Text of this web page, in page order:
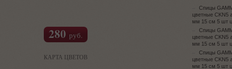
280 руб.
КАРТА ЦВЕТОВ
Спицы
цветные CKN5
мм 15 см 5 шт
Спицы
цветные CKN5
мм 15 см 5 шт
Спицы
цветные CKN5
мм 15 см 5 шт